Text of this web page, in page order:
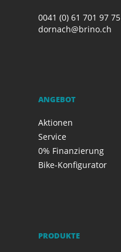
0041 (0) 61 701 97 75
dornach@brino.ch
ANGEBOT
Aktionen
Service
0% Finanzierung
Bike-Konfigurator
PRODUKTE